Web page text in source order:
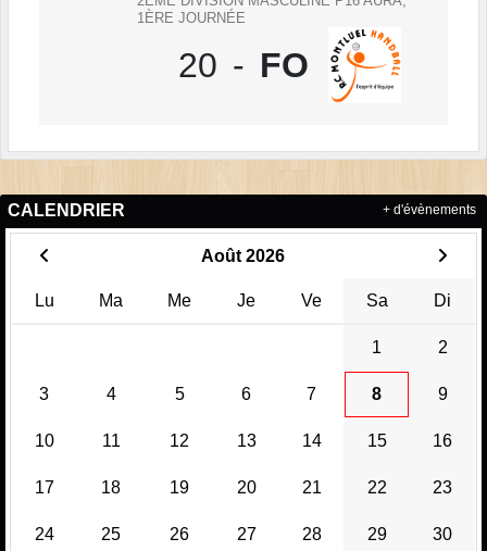
1ÈRE JOURNÉE
20 - FO
CALENDRIER
Août 2026
Lu Ma Me Je Ve Sa Di
1 2
3 4 5 6 7 8 9
10 11 12 13 14 15 16
17 18 19 20 21 22 23
24 25 26 27 28 29 30
+ d'évènements